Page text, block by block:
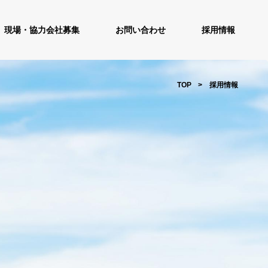
現場・協力会社募集 お問い合わせ 採用情報
TOP 採用情報